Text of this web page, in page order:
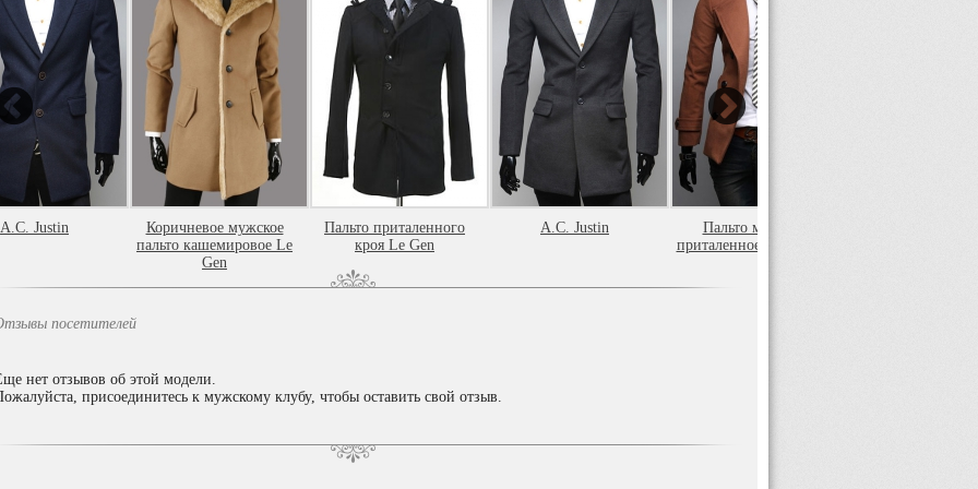
A.C. Justin
Коричневое мужское
пальто кашемировое Le
Gen
Пальто приталенного
кроя Le Gen
A.C. Justin
Пальто мужское
приталенное A.C. Justin
посетителей
нет отзывов об этой модели.
присоединитесь к мужскому клубу, чтобы оставить свой отзыв.